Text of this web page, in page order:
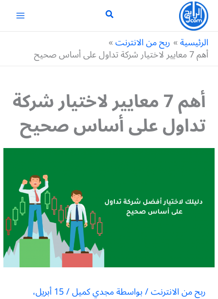
تخطي
المحتوى
الرئيسية ربح من الانترنت
أهم 7 معايير لاختيار شركة تداول على أساس صحيح
أهم 7 معايير لاختيار شركة
تداول على أساس صحيح
ربح من الانترنت/ بواسطةمجدي كميل/ 15 أبريل،